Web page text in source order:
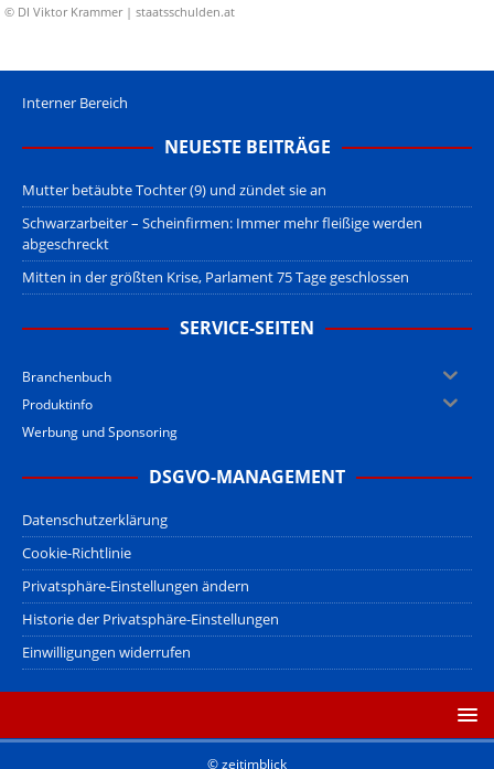
© DI Viktor Krammer | staatsschulden.at
Interner Bereich
NEUESTE BEITRÄGE
Mutter betäubte Tochter (9) und zündet sie an
Schwarzarbeiter – Scheinfirmen: Immer mehr fleißige werden
abgeschreckt
Mitten in der größten Krise, Parlament 75 Tage geschlossen
SERVICE-SEITEN
Branchenbuch
Produktinfo
Werbung und Sponsoring
DSGVO-MANAGEMENT
Datenschutzerklärung
Cookie-Richtlinie
Privatsphäre-Einstellungen ändern
Historie der Privatsphäre-Einstellungen
Einwilligungen widerrufen
© zeitimblick